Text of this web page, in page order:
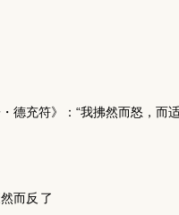
德充符》：“我拂然而怒，而
而反 了